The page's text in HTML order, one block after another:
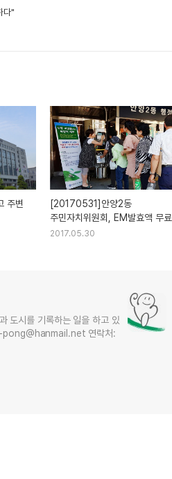
다"
주변
[20170531]안양2동
주민자치위원회, EM발효액 무료
보급
2017.05.30
도시를 기록하는 일을 하고 있
pong@hanmail.net 연락처: